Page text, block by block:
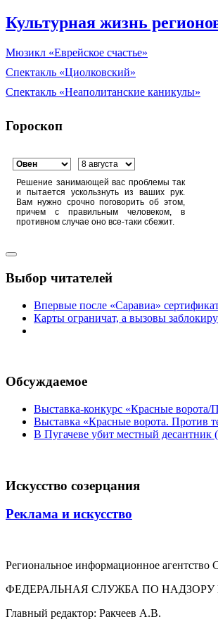
Культурная жизнь
Мюзикл «Еврейское счастье»
Спектакль «Циолковский»
Спектакль «Неаполитанские каникулы»
Гороскоп
Решение занимающей вас проблемы так
и пытается ускользнуть из ваших рук.
Вам нужно срочно поговорить об этом,
причем с правильным человеком, в
противном случае оно все-таки сбежит.
Выбор читателей
Впервые после «Саравиа»
Карты ограничат, а вызовы
Обсуждаемое
Выставка-конкурс «Красные ворота/
Выставка «Красные ворота. Против
В Пугачеве убит местный десантник
Искусство созерцания
Реклама и искусство
Региональное информационное
ФЕДЕРАЛЬНАЯ СЛУЖБА ПО
Главный редактор: Ракчеев А.В.